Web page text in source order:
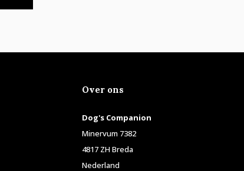
Over ons
Dog's Companion
Minervum 7382
4817 ZH Breda
Nederland